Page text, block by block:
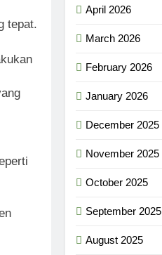
tepat.
April 2026
March 2026
February 2026
January 2026
December 2025
November 2025
October 2025
September 2025
August 2025